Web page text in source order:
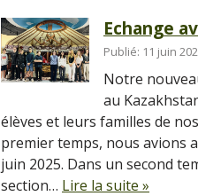
Echange
Publié: 11 juin
Notre
au
élèves et leurs familles de
premier temps, nous avions
juin 2025. Dans un second
section… Lire la suite »